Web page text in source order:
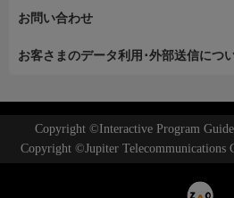
お問い合わせ
お客さまのデータ利用･外部送信につ
Copyright ©Interactive Program
Copyright ©Jupiter Telecommunications